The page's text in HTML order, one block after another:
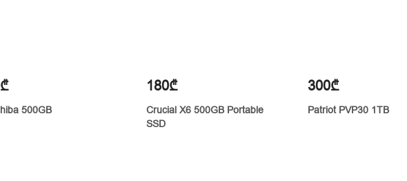
500GB
180₾
Crucial X6 500GB Portable
SSD
300₾
Patriot PVP30 1TB